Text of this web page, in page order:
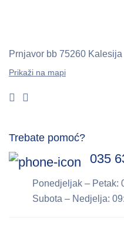
Prnjavor bb 75260 Kalesija
Prikaži na mapi
Trebate pomoć?
035
Ponedjeljak – Petak:
Subota – Nedjelja: